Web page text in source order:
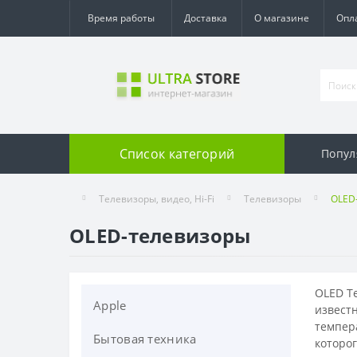
Время работы Доставка О магазине
Список категорий
Телевизоры, видео, Hi-Fi Телевизоры
OLED-телевизоры
Apple
Apple Watch
Бытовая техника
OLED